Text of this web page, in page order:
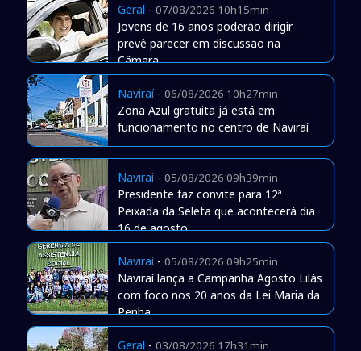
Geral - 07/08/2026 10h15min
Jovens de 16 anos poderão dirigir
prevê parecer em discussão na
Câmara
Naviraí- 06/08/2026 10h27min
Zona Azul gratuita já está em
funcionamento no centro de Naviraí
Naviraí- 05/08/2026 09h39min
Presidente faz convite para 12ª
Peixada da Seleta que acontecerá dia
16 de agosto
Naviraí- 05/08/2026 09h25min
Naviraí lança a Campanha Agosto Lilás
com foco nos 20 anos da Lei Maria da
Penha
Geral - 03/08/2026 17h31min